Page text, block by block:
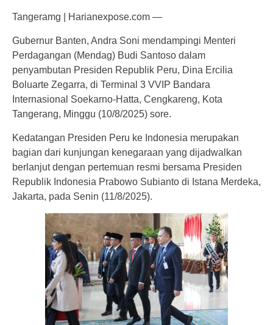
Tangeramg | Harianexpose.com —
Gubernur Banten, Andra Soni mendampingi Menteri
Perdagangan (Mendag) Budi Santoso dalam
penyambutan Presiden Republik Peru, Dina Ercilia
Boluarte Zegarra, di Terminal 3 VVIP Bandara
Internasional Soekarno-Hatta, Cengkareng, Kota
Tangerang, Minggu (10/8/2025) sore.
Kedatangan Presiden Peru ke Indonesia merupakan
bagian dari kunjungan kenegaraan yang dijadwalkan
berlanjut dengan pertemuan resmi bersama Presiden
Republik Indonesia Prabowo Subianto di Istana Merdeka,
Jakarta, pada Senin (11/8/2025).